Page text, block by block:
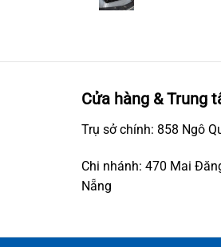
Cửa hàng & Trung
Trụ sở chính: 858 Ngô
Chi nhánh: 470 Mai
Nẵng